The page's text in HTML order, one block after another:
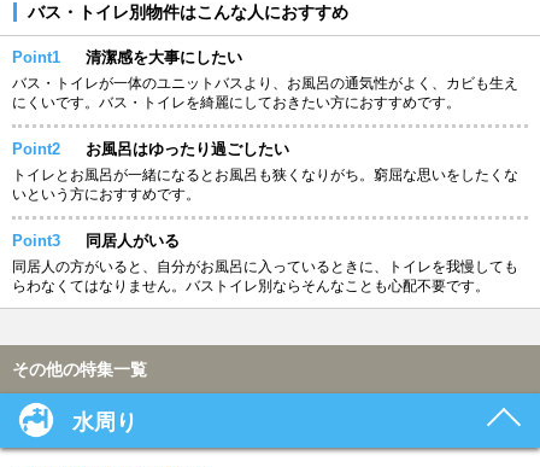
バス・トイレ別物件はこんな人におすすめ
Point1 清潔感を大事にしたい
バス・トイレが一体のユニットバスより、お風呂の通気性がよく、カビも生え
にくいです。バス・トイレを綺麗にしておきたい方におすすめです。
Point2 お風呂はゆったり過ごしたい
トイレとお風呂が一緒になるとお風呂も狭くなりがち。窮屈な思いをしたくな
いという方におすすめです。
Point3 同居人がいる
同居人の方がいると、自分がお風呂に入っているときに、トイレを我慢しても
らわなくてはなりません。バストイレ別ならそんなことも心配不要です。
その他の特集一覧
水周り